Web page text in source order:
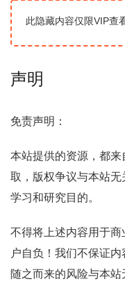
此隐藏内容仅限VIP查
声明
免责声明：
本站提供的资源，都
取，版权争议与本站
学习和研究目的。
不得将上述内容用于
户自负！我们不保证
随之而来的风险与本站